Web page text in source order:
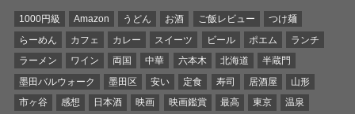
1000円級 Amazon うどん お酒 ご飯レビュー
つけ麺
らーめん
カフェ カレー スイーツ ビール ポエム
ランチ
ラーメン
ワイン 両国 中華 六本木 北海道
半蔵門
墨田バルウォーク
墨田区 安い 定食 寿司 居酒屋
山形
市ヶ谷
感想 日本酒 映画 映画鑑賞 最高 東京 温泉